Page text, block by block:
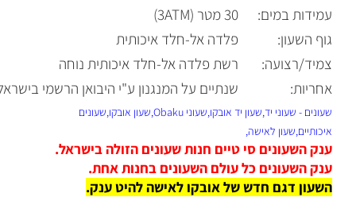
עמידות במים:
גוף השעון:
פלדה אל-חלד איכותית
צמיד/רצועה:
רשת פלדה אל-חלד איכותית נוחה
אחריות:
שנתיים על המנגנון ע"י היבואן הרשמי בישראל
שעונים - שעוני יד,שעון יד אובקו,שעוני Obaku,שעון אובקו,שעונים
איכותיים,שעון לאישה,
ענק השעונים סי טיים חנות שעונים הזולה בישראל.
ענק השעונים כל עולם השעונים בחנות אחת.
השעון דגם חדש של אובקו לאישה להיט ענק.